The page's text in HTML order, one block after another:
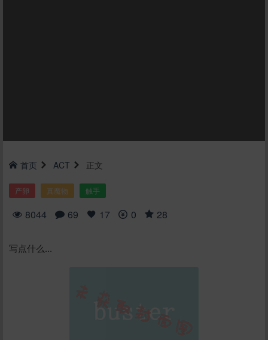
首页 ACT 正文
产卵 真魔物 触手
8044 69 17 0 28
写点什么...